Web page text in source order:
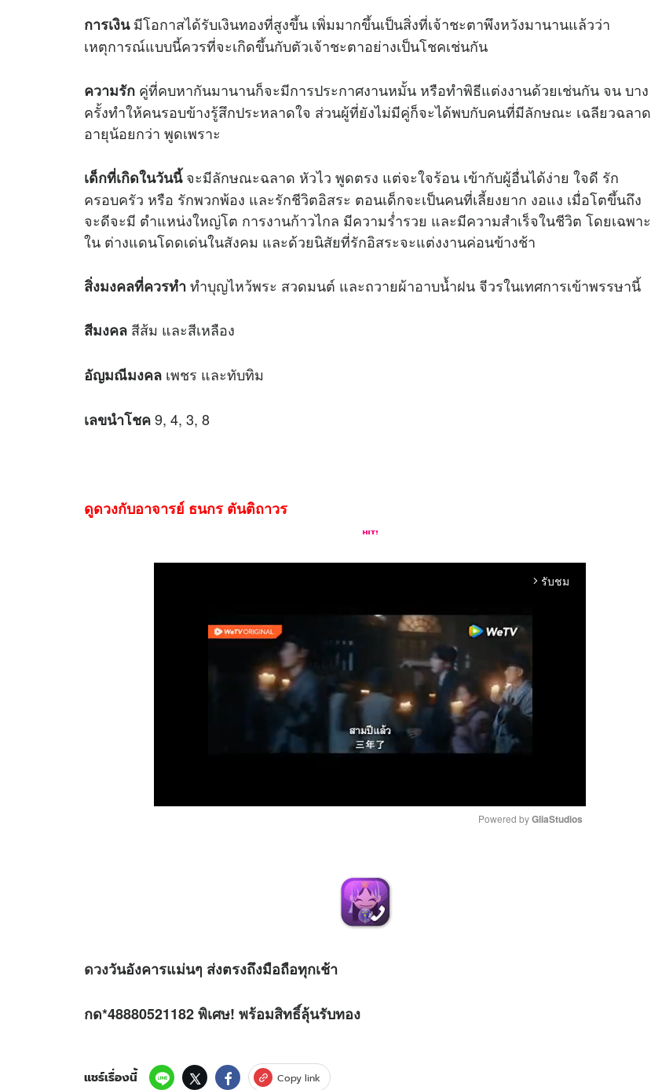
การเงินมีโอกาสได้รับเงินทองที่สูงขึ้น เพิ่มมากขึ้นเป็นสิ่งที่เจ้าชะตาพึงหวังมานานแล้วว่า
เหตุการณ์แบบนี้ควรที่จะเกิดขึ้นกับตัวเจ้าชะตาอย่างเป็นโชคเช่นกัน
ความรัก คู่ที่คบหากันมานานก็จะมีการประกาศงานหมั้น หรือทำพิธีแต่งงานด้วยเช่นกัน จน บาง
ครั้งทำให้คนรอบข้างรู้สึกประหลาดใจ ส่วนผู้ที่ยังไม่มีคู่ก็จะได้พบกับคนที่มีลักษณะ เฉลียวฉลาด
อายุน้อยกว่า พูดเพราะ
เด็กที่เกิดในวันนี้จะมีลักษณะฉลาด หัวไว พูดตรง แต่จะใจร้อน เข้ากับผู้อื่นได้ง่าย ใจดี รัก
ครอบครัว หรือ รักพวกพ้อง และรักชีวิตอิสระ ตอนเด็กจะเป็นคนที่เลี้ยงยาก งอแง เมื่อโตขึ้นถึง
จะดีจะมี ตำแหน่งใหญ่โต การงานก้าวไกล มีความร่ำรวย และมีความสำเร็จในชีวิต โดยเฉพาะ
ใน ต่างแดนโดดเด่นในสังคม และด้วยนิสัยที่รักอิสระจะแต่งงานค่อนข้างช้า
สิ่งมงคลที่ควรทำทำบุญไหว้พระ สวดมนต์ และถวายผ้าอาบน้ำฝน จีวรในเทศการเข้าพรรษานี้
สีมงคล สีส้ม และสีเหลือง
อัญมณีมงคล เพชร และทับทิม
เลขนำโชค9, 4, 3, 8
ดูดวงกับอาจารย์ ธนกร ตันติถาวร
arrow_forward_ios รับชม
Powered by GliaStudios
ดวงวันอังคารแม่นๆ ส่งตรงถึงมือถือทุกเช้า
กด*48880521182 พิเศษ! พร้อมสิทธิ์ลุ้นรับทอง
แชร์เรื่องนี้ Copy link